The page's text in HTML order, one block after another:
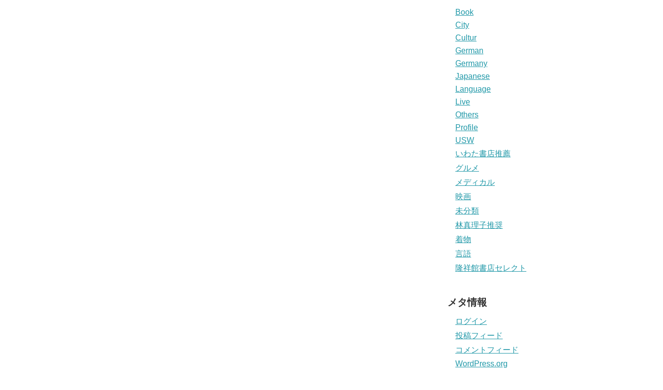
Book
City
Cultur
German
Germany
Japanese
Language
Live
Others
Profile
USW
いわた書店推薦
グルメ
メディカル
映画
未分類
林真理子推奨
着物
言語
隆祥館書店セレクト
メタ情報
ログイン
投稿フィード
コメントフィード
WordPress.org